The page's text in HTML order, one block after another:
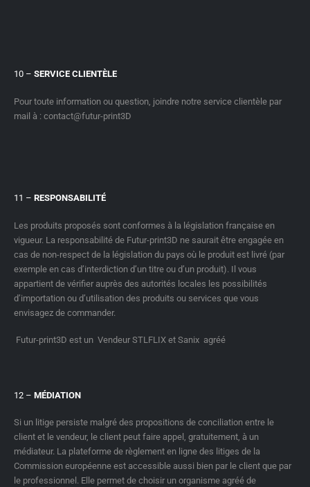
10 – SERVICE CLIENTÈLE
Pour toute information ou question, joindre notre service clientèle par
mail à : contact@futur-print3D
11 – RESPONSABILITÉ
Les produits proposés sont conformes à la législation française en
vigueur. La responsabilité de Futur-print3D ne saurait être engagée en
cas de non-respect de la législation du pays où le produit est livré (par
exemple en cas d’interdiction d’un titre ou d’un produit). Il vous
appartient de vérifier auprès des autorités locales les possibilités
d’importation ou d’utilisation des produits ou services que vous
envisagez de commander.
Futur-print3D est un Vendeur STLFLIX et Sanix agréé
12 – MÉDIATION
Si un litige persiste malgré des propositions de conciliation entre le
client et le vendeur, le client peut faire appel, gratuitement, à un
médiateur. La plateforme de règlement en ligne des litiges de la
Commission européenne est accessible aussi bien par le client que par
le professionnel. Elle permet de choisir un organisme agréé de